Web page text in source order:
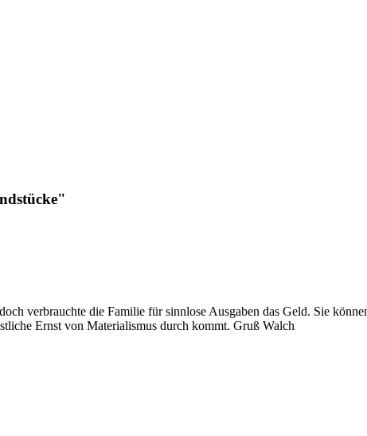
verbrauchte die Familie für sinnlose Ausgaben das Geld. Sie
Ernst von Materialismus durch kommt. Gruß Walch